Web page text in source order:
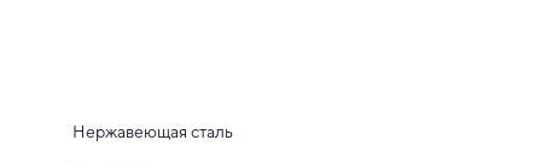
Нержавеющая сталь